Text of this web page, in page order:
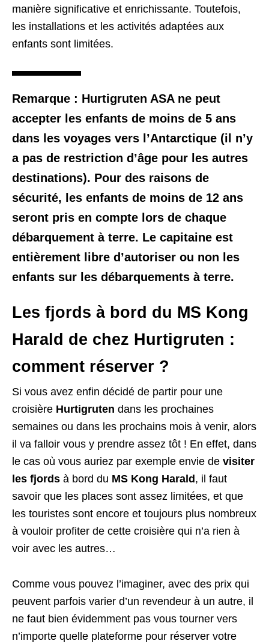
manière significative et enrichissante. Toutefois,
les installations et les activités adaptées aux
enfants sont limitées.
Remarque : Hurtigruten ASA ne peut
accepter les enfants de moins de 5 ans
dans les voyages vers l’Antarctique (il n’y
a pas de restriction d’âge pour les autres
destinations). Pour des raisons de
sécurité, les enfants de moins de 12 ans
seront pris en compte lors de chaque
débarquement à terre. Le capitaine est
entièrement libre d’autoriser ou non les
enfants sur les débarquements à terre.
Les fjords à bord du MS Kong
Harald de chez Hurtigruten :
comment réserver ?
Si vous avez enfin décidé de partir pour une
croisière Hurtigruten dans les prochaines
semaines ou dans les prochains mois à venir, alors
il va falloir vous y prendre assez tôt ! En effet, dans
le cas où vous auriez par exemple envie de visiter
les fjords à bord du MS Kong Harald , il faut
savoir que les places sont assez limitées, et que
les touristes sont encore et toujours plus nombreux
à vouloir profiter de cette croisière qui n’a rien à
voir avec les autres…
Comme vous pouvez l’imaginer, avec des prix qui
peuvent parfois varier d’un revendeur à un autre, il
ne faut bien évidemment pas vous tourner vers
n’importe quelle plateforme pour réserver votre